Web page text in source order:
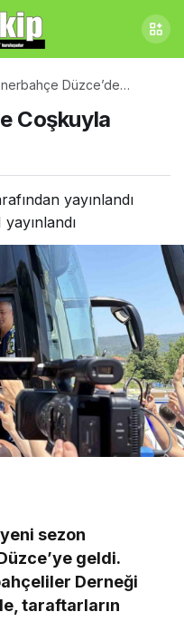
Düzce’de
Coşkuyla
yayınlandı
yayınlandı
sezon
geldi.
Derneği
taraftarların
Paylaş